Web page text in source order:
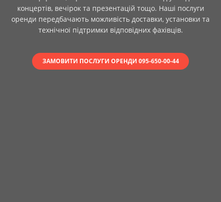
концертів, вечірок та презентацій тощо. Наші послуги
оренди передбачають можливість доставки, установки та
технічної підтримки відповідних фахівців.
ЗАМОВИТИ ПОСЛУГИ ОРЕНДИ 095-650-00-44